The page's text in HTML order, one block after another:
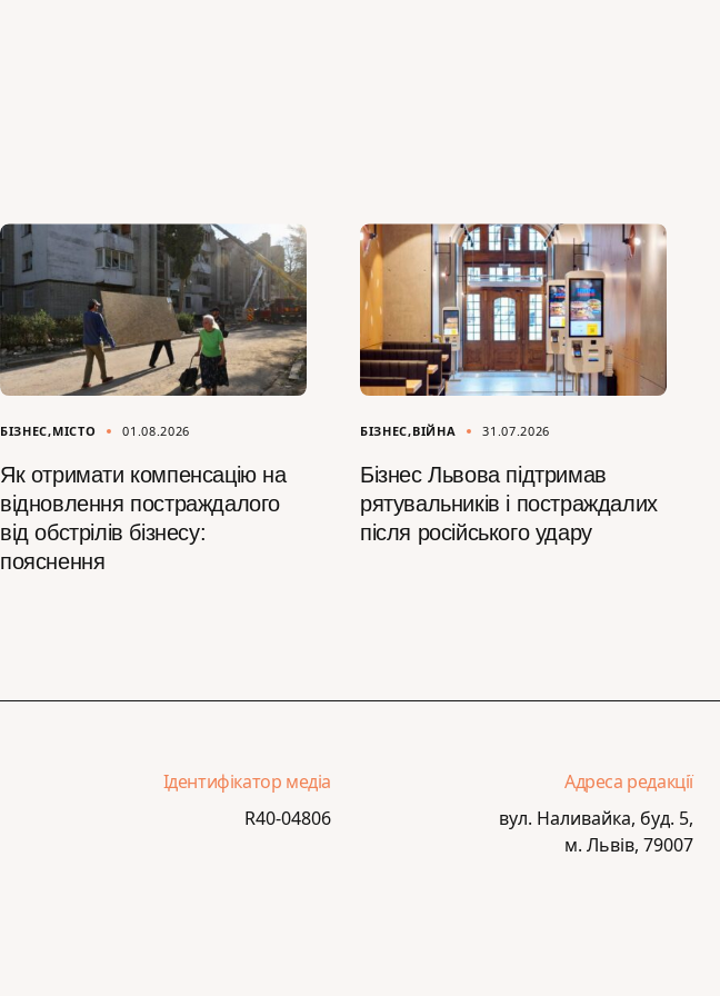
БІЗНЕС МІСТО 01.08.2026
Як отримати компенсацію на
відновлення постраждалого
від обстрілів бізнесу:
пояснення
БІЗНЕС ВІЙНА 31.07.2026
Бізнес Львова підтримав
рятувальників і постраждалих
після російського удару
Ідентифікатор медіа
R40-04806
Адреса редакції
вул. Наливайка, буд. 5,
м. Львів, 79007